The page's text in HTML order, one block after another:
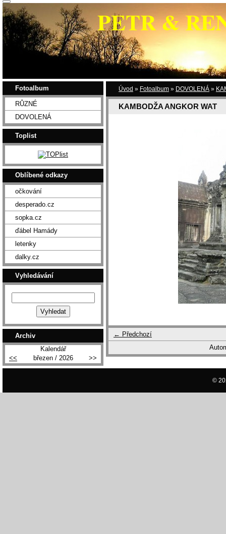
PETR &
Úvod » Fotoalbum » DOVOLENÁ »
KAMBODŽA ANGKOR WAT
← Předchozí
Fotoalbum
RŮZNÉ
DOVOLENÁ
Toplist
Oblíbené odkazy
očkování
desperado.cz
sopka.cz
ďábel Hamády
letenky
dalky.cz
Vyhledávání
Archiv
Kalendář
<<
březen / 2026 >>
©